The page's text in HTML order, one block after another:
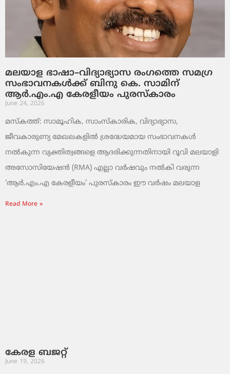
മലയാള ഭാഷാ–വിദ്യാഭ്യാസ രംഗത്തെ സമഗ്ര
സംഭാവനകൾക്ക് ബിനു കെ. സാമിന്
ആർ.എം.എ കേരളീയം പുരസ്‌കാരം
June 24, 2026
മസ്കത്ത്: സാമൂഹിക, സാംസ്‌കാരിക, വിദ്യാഭ്യാസ,
ജീവകാരുണ്യ മേഖലകളിൽ ശ്രദ്ധേയമായ സംഭാവനകൾ
നൽകുന്ന വ്യക്തിത്വങ്ങളെ ആദരിക്കുന്നതിനായി റൂവി മലയാളി
അസോസിയേഷൻ (RMA) എല്ലാ വർഷവും നൽകി വരുന്ന
‘ആർ.എം.എ കേരളീയം’ പുരസ്‌കാരം ഈ വർഷം മലയാള
Read More »
കേരള ബജറ്റ്
June 19, 2026